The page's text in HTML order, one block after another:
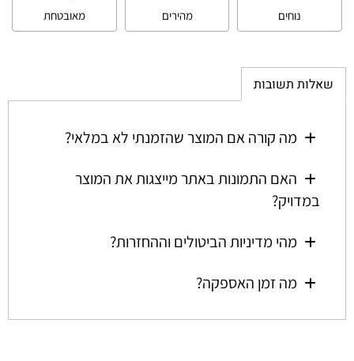
נוחים
מהירים
מאובטחת
שאלות תשובות
מה קורה אם המוצר שהזמנתי לא במלאי?
האם התמונות באתר מייצגות את המוצר
במדויק?
מהי מדיניות הביטולים וההחזרות?
מה זמן האספקה?